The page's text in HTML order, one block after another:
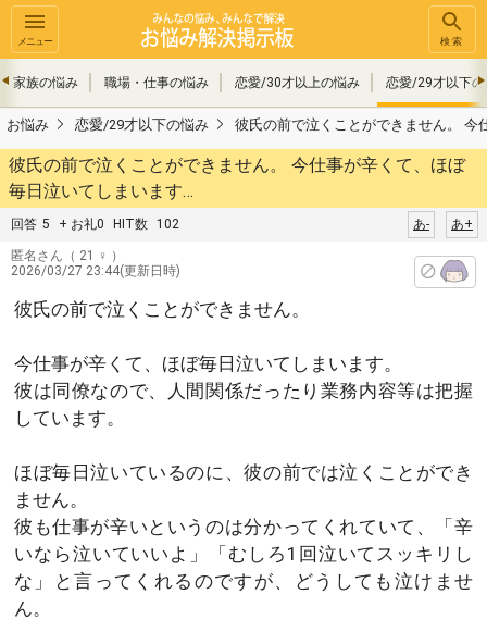
メニュー 検索
家族の悩み 職場・仕事の悩み 恋愛/30才以上の悩み 恋愛/29才以下の
お悩み 恋愛/29才以下の悩み 彼氏の前で泣くことができません。
彼氏の前で泣くことができません。 今仕事が辛くて、ほぼ
毎日泣いてしまいます…
回答 5 + お礼0 HIT数 102 あ+
あ-
匿名さん （ 21 ♀ ）
2026/03/27 23:44(更新日時)
彼氏の前で泣くことができません。
今仕事が辛くて、ほぼ毎日泣いてしまいます。
彼は同僚なので、人間関係だったり業務内容等は把握
しています。
ほぼ毎日泣いているのに、彼の前では泣くことができ
ません。
彼も仕事が辛いというのは分かってくれていて、「辛
いなら泣いていいよ」「むしろ1回泣いてスッキリし
な」と言ってくれるのですが、どうしても泣けませ
ん。